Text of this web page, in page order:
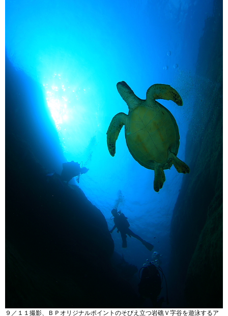
９／１１撮影、ＢＰオリジナルポイントのそびえ立つ岩礁Ｖ字谷を遊泳するア